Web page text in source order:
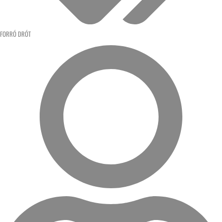
FORRÓ DRÓT